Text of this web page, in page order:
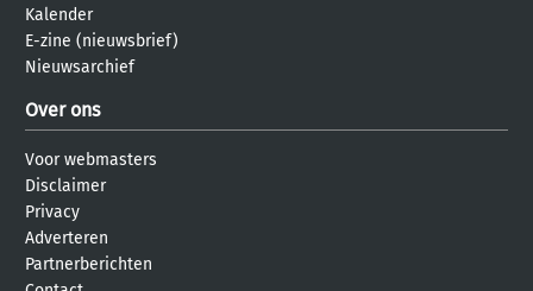
Kalender
E-zine (nieuwsbrief)
Nieuwsarchief
Over ons
Voor webmasters
Disclaimer
Privacy
Adverteren
Partnerberichten